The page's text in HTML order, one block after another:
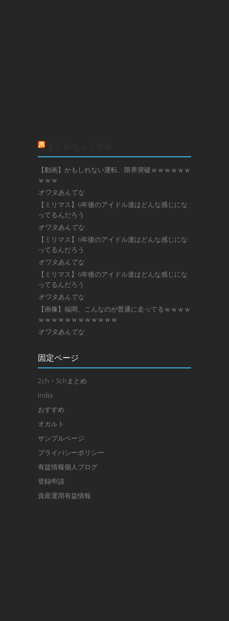
【動画】かもしれない運転、限界突破ｗｗｗｗｗｗ
ｗｗｗ
オワタあんてな
【ミリマス】6年後のアイドル達はどんな感じにな
ってるんだろう
オワタあんてな
【ミリマス】6年後のアイドル達はどんな感じにな
ってるんだろう
オワタあんてな
【ミリマス】6年後のアイドル達はどんな感じにな
ってるんだろう
オワタあんてな
【画像】福岡、こんなのが普通に走ってるｗｗｗｗ
ｗｗｗｗｗｗｗｗｗｗｗｗ
オワタあんてな
固定ページ
2ch・5chまとめ
India
おすすめ
オカルト
サンプルページ
プライバシーポリシー
有益情報個人ブログ
登録申請
資産運用有益情報